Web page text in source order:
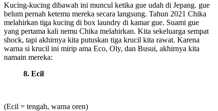
Kucing-kucing dibawah ini muncul ketika gue udah di Jepang. gue
belum pernah ketemu mereka secara langsung. Tahun 2021 Chika
melahirkan tiga kucing di box laundry di kamar gue. Suami gue
yang pertama kali nemu Chika melahirkan. Kita sekeluarga sempat
shock, tapi akhirnya kita putuskan tiga krucil kita rawat. Karena
warna si krucil ini mirip ama Eco, Oly, dan Busui, akhirnya kita
namain mereka:
8. Ecil
(Ecil = tengah, warna oren)